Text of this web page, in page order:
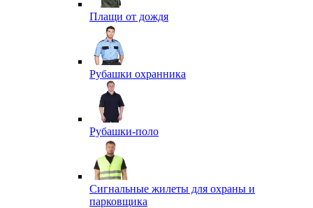
Плащи от дождя
Рубашки охранника
Рубашки-поло
Сигнальные жилеты для охраны и
парковщика